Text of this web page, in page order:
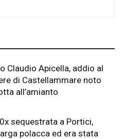
Claudio Apicella, addio al
di Castellammare noto
all’amianto
sequestrata a Portici,
polacca ed era stata